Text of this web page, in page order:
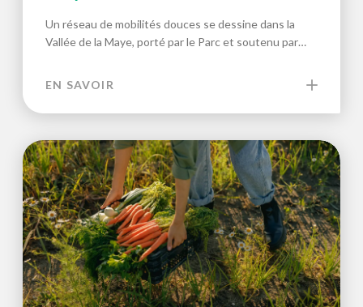
Un réseau de mobilités douces se dessine dans la
Vallée de la Maye, porté par le Parc et soutenu par…
EN SAVOIR